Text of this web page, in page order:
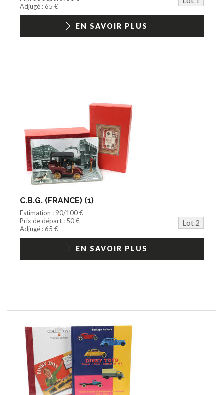
Jouets Fast Food
Trading cards
1/18ème moderne
Adjugé : 65 €
EN SAVOIR PLUS
C.B.G. (FRANCE) (1)
Estimation : 90/100 €
Prix de départ : 50 €
Lot 2
Adjugé : 65 €
EN SAVOIR PLUS